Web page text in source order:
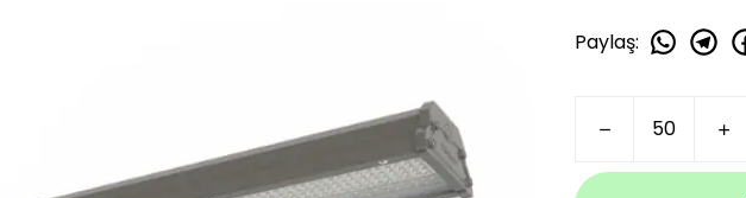
Paylaş: